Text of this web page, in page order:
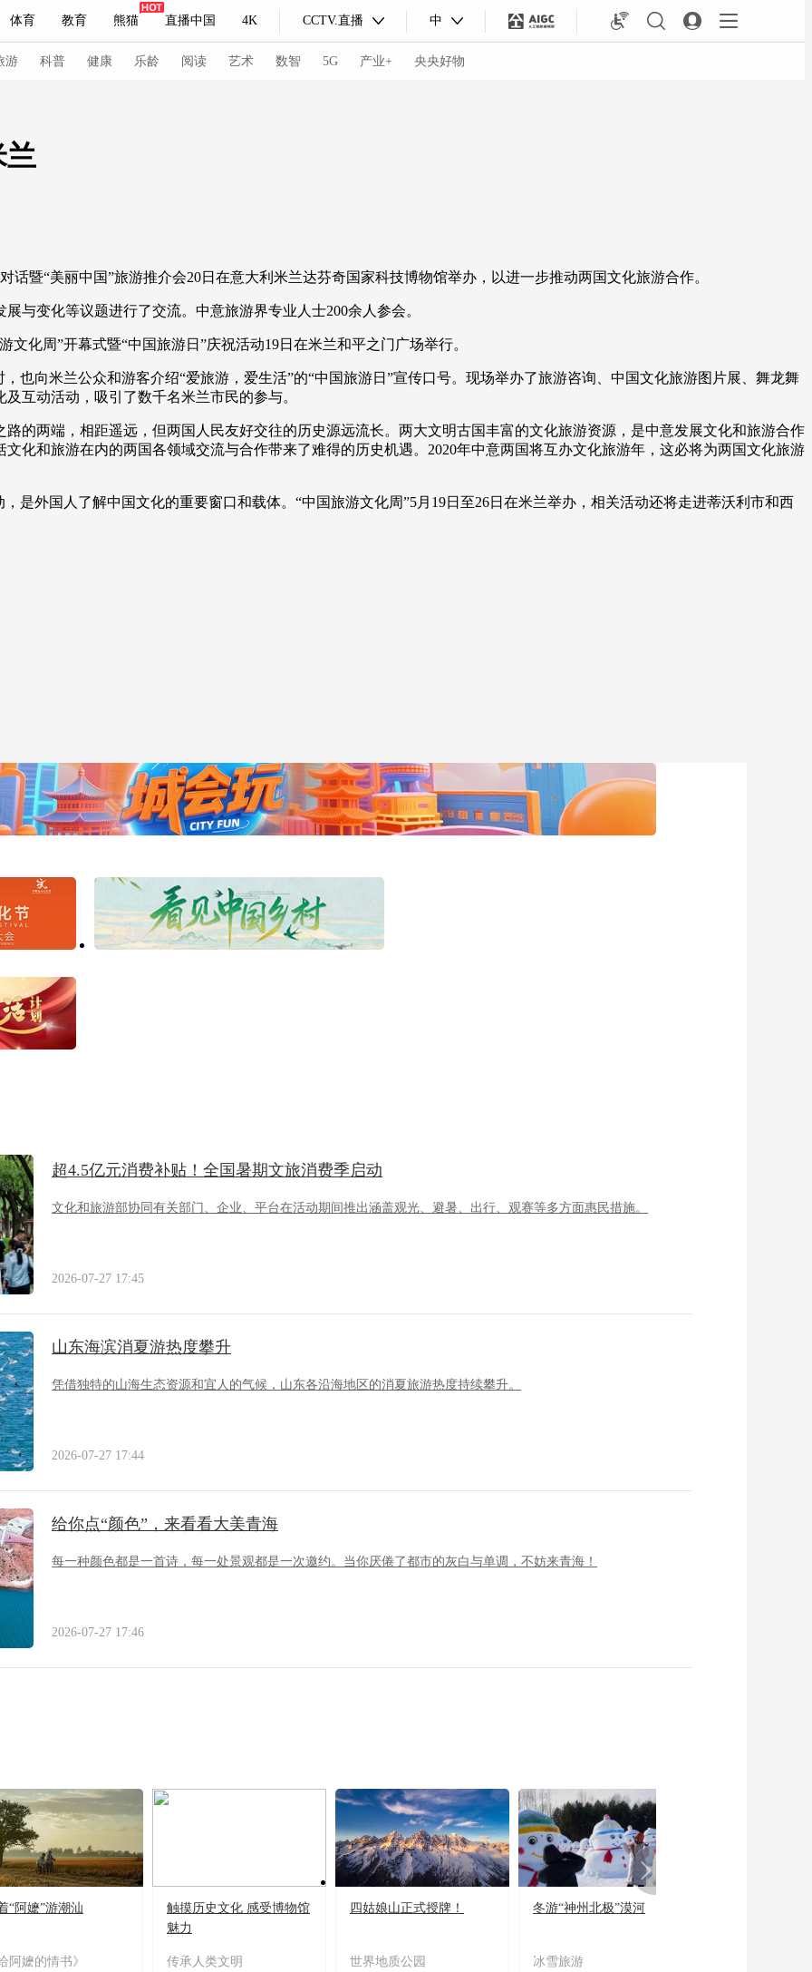
体育 教育 熊猫 直播中国 4K CCTV.直播 中
妙语 热解读 天天学习
持人 下载央视影音
游 科普 健康 乐龄 阅读 艺术 数智 5G 产业+ 央央好物
道 VR/AR 4K专区 全景新闻
入列 人生第一次 人生第二次
体育江湖 文化体育 冰雪道路 足球道路
央博 非遗 文化 旅游 科普 健康 乐龄 阅读 艺术 汽车 数智 5G 产业+
兰
“美丽中国”旅游推介会20日在意大利米兰达芬奇国家科技博物馆举办，以进一步推动两国文化旅游合作。
变化等议题进行了交流。中意旅游界专业人士200余人参会。
周”开幕式暨“中国旅游日”庆祝活动19日在米兰和平之门广场举行。
向米兰公众和游客介绍“爱旅游，爱生活”的“中国旅游日”宣传口号。现场举办了旅游咨询、中国文化旅游图片展、舞龙舞
互动活动，吸引了数千名米兰市民的参与。
两端，相距遥远，但两国人民友好交往的历史源远流长。两大文明古国丰富的文化旅游资源，是中意发展文化和旅游合作
化和旅游在内的两国各领域交流与合作带来了难得的历史机遇。2020年中意两国将互办文化旅游年，这必将为两国文化旅游
外国人了解中国文化的重要窗口和载体。“中国旅游文化周”5月19日至26日在米兰举办，相关活动还将走进蒂沃利市和西
超4.5亿元消费补贴！全国暑期文旅消费季启动
文化和旅游部协同有关部门、企业、平台在活动期间推出涵盖观光、避暑、出行、观赛等多方面惠民措施。
2026-07-27 17:45
山东海滨消夏游热度攀升
凭借独特的山海生态资源和宜人的气候，山东各沿海地区的消夏旅游热度持续攀升。
2026-07-27 17:44
给你点“颜色”，来看看大美青海
每一种颜色都是一首诗，每一处景观都是一次邀约。当你厌倦了都市的灰白与单调，不妨来青海！
2026-07-27 17:46
“阿嬷”游潮汕
阿嬷的情书》
触摸历史文化 感受博物馆
魅力
传承人类文明
四姑娘山正式授牌！
世界地质公园
冬游“神州北极”漠河
冰雪旅游